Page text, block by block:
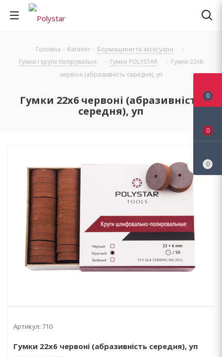
Головна - Каталог - Бормашини та аксесуари
-
Гумки і круги полірувальні
- Гумки POLYSTAR - Гумки 22x6
червоні (абразивність середня), уп
Гумки 22x6 червоні (абразивність
середня), уп
Артикул: 710
Гумки 22x6 червоні (абразивність середня), уп
0
0
0